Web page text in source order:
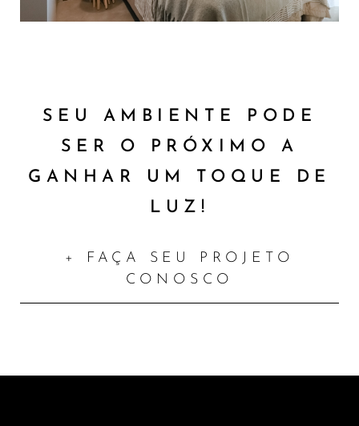
SEU AMBIENTE PODE
SER O PRÓXIMO A
GANHAR UM TOQUE DE
LUZ!
+ FAÇA SEU PROJETO
CONOSCO